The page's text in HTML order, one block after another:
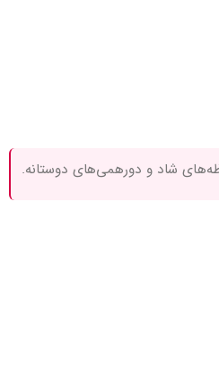
شاد و دورهمی‌های دوستانه.